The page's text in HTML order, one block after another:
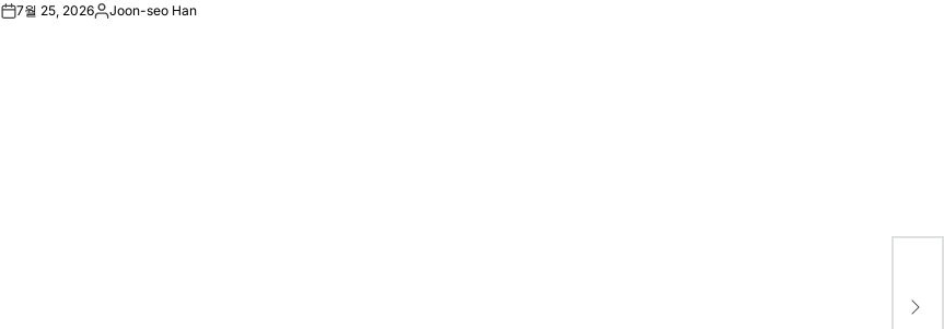
on7월 25, 2026Posted
Joon-seo Han
시